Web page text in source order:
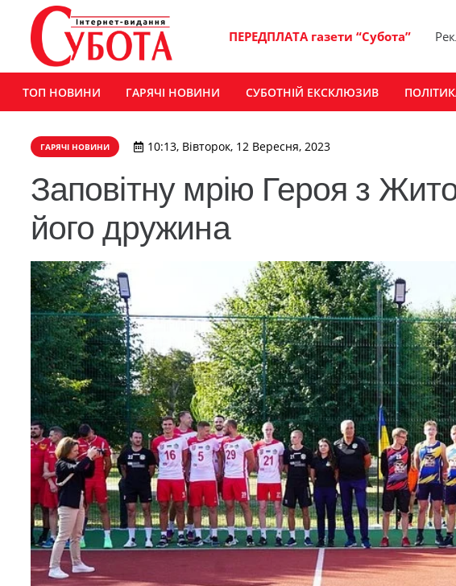
ПЕРЕДПЛАТА газети “Субота”
ТОП НОВИНИ ГАРЯЧІ НОВИНИ СУБОТНІЙ ЕКСКЛЮЗИВ
ГАРЯЧІ НОВИНИ 10:13, Вівторок, 12 Вересня, 2023
Заповітну мрію Героя з
його дружина